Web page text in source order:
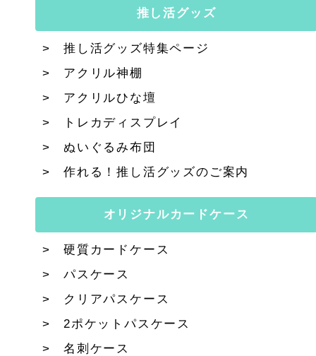
推し活グッズ
推し活グッズ特集ページ
アクリル神棚
アクリルひな壇
トレカディスプレイ
ぬいぐるみ布団
作れる！推し活グッズのご案内
オリジナルカードケース
硬質カードケース
パスケース
クリアパスケース
2ポケットパスケース
名刺ケース